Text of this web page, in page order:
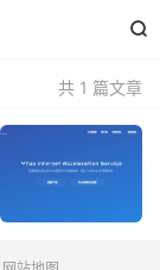

共 1 篇文章